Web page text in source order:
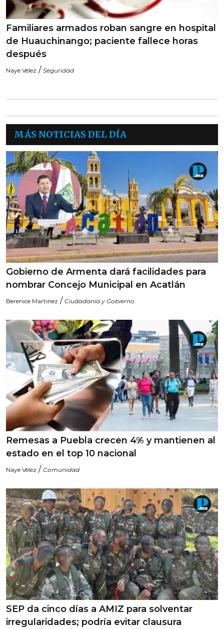
Familiares armados roban sangre en hospital
de Huauchinango; paciente fallece horas
después
Naye Vélez / Seguridad
MÁS NOTICIAS DEL DÍA
Gobierno de Armenta dará facilidades para
nombrar Concejo Municipal en Acatlán
Berenice Martinez / Ciudadanía y Gobierno
Remesas a Puebla crecen 4% y mantienen al
estado en el top 10 nacional
Naye Vélez / Comunidad
SEP da cinco días a AMIZ para solventar
irregularidades; podría evitar clausura